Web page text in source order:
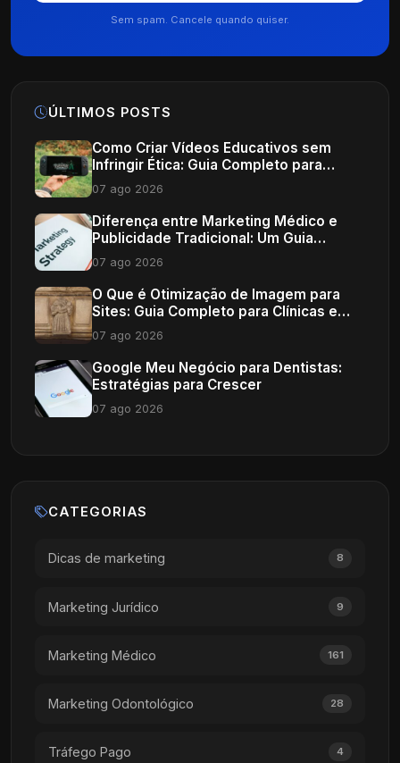
Sem spam. Cancele quando quiser.
ÚLTIMOS POSTS
Como Criar Vídeos Educativos sem
Infringir Ética: Guia Completo para
Profissionais de Saúde
07 ago 2026
Diferença entre Marketing Médico e
Publicidade Tradicional: Um Guia
Completo
07 ago 2026
O Que é Otimização de Imagem para
Sites: Guia Completo para Clínicas e
Consultórios
07 ago 2026
Google Meu Negócio para Dentistas:
Estratégias para Crescer
07 ago 2026
CATEGORIAS
Dicas de marketing 8
Marketing Jurídico 9
Marketing Médico 161
Marketing Odontológico 28
Tráfego Pago 4